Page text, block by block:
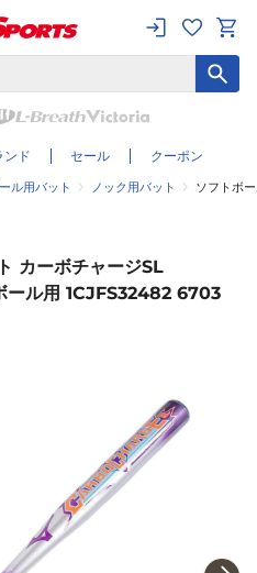
ンド セール クーポン
ル用バット ノック用バット ソフトボ
カーボチャージSL
ル用 1CJFS32482 6703